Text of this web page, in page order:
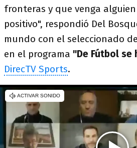
fronteras y que venga
positivo", respondió Del
mundo con el seleccionado
en el programa "De Fútbol se
DirecTV Sports.